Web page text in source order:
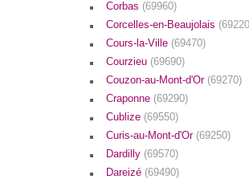
Corbas (69960)
Corcelles-en-Beaujolais
Cours-la-Ville (69470)
Courzieu (69690)
Couzon-au-Mont-d'Or (69270)
Craponne (69290)
Cublize (69550)
Curis-au-Mont-d'Or (69250)
Dardilly (69570)
Dareizé (69490)